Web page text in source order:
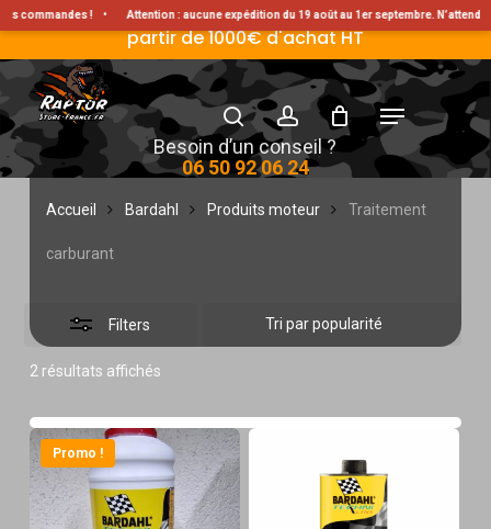
commandes ! Attention : aucune expédition du 19 août au 1er septembre.
Skip
main
content
Livraison Gratuite en France métropolitaine à
partir de 1000€ d'achat HT
Besoin d’un conseil ?
06 50 92 06 24
searchaccount
Menu
Traitement carburant
Accueil Bardahl Produits moteur Traitement
carburant
Filters
2 résultats affichésTrié
Filters
Promo !